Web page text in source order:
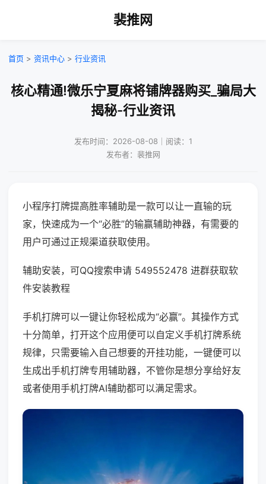
裴推网
首页 > 资讯中心 > 行业资讯
核心精通!微乐宁夏麻将铺牌器购买_骗局大
揭秘-行业资讯
发布时间：2026-08-08｜阅读：1
发布者：裴推网
小程序打牌提高胜率辅助是一款可以让一直输的玩
家，快速成为一个“必胜”的输赢辅助神器，有需要的
用户可通过正规渠道获取使用。
辅助安装，可QQ搜索申请 549552478 进群获取软
件安装教程
手机打牌可以一键让你轻松成为“必赢”。其操作方式
十分简单，打开这个应用便可以自定义手机打牌系统
规律，只需要输入自己想要的开挂功能，一键便可以
生成出手机打牌专用辅助器，不管你是想分享给好友
或者使用手机打牌AI辅助都可以满足需求。